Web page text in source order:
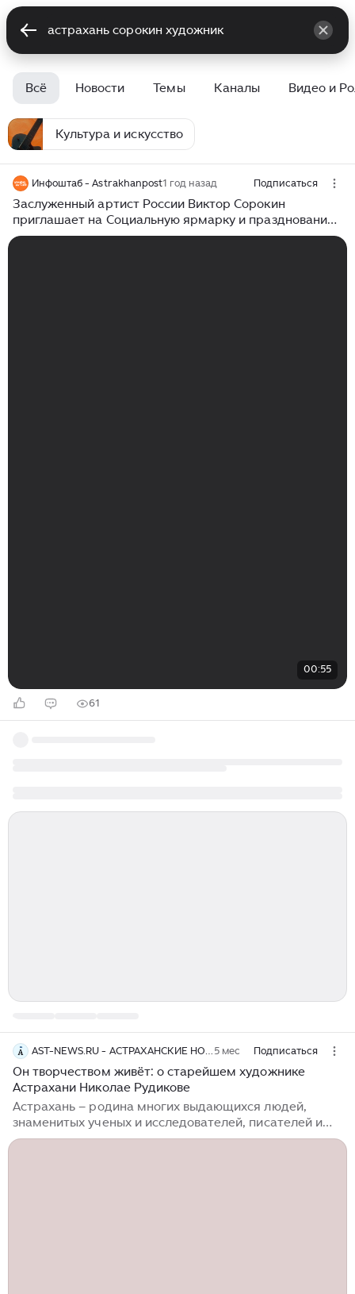
Всё Новости Темы Каналы Видео и
Культура и искусство
Инфоштаб - Astrakhanpost1 год назад Подписаться
Заслуженный артист России Виктор Сорокин
приглашает на Социальную ярмарку и празднование
Дня семьи, любви и верности в Астраханском кремле
00:55
61
AST-NEWS.RU - АСТРАХАНСКИЕ НОВОСТИ 5 мес Подписаться
Он творчеством живёт: о старейшем художнике
Астрахани Николае Рудикове
Астрахань – родина многих выдающихся людей,
знаменитых ученых и исследователей, писателей и
поэтов, музыкантов и артистов. Далеко за пределами